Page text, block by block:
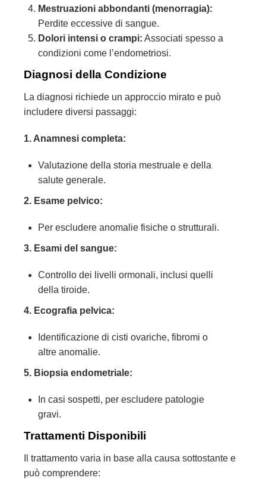
Mestruazioni abbondanti (menorragia):
Perdite eccessive di sangue.
Dolori intensi o crampi: Associati spesso a
condizioni come l’endometriosi.
Diagnosi della Condizione
La diagnosi richiede un approccio mirato e può
includere diversi passaggi:
1. Anamnesi completa:
Valutazione della storia mestruale e della
salute generale.
2. Esame pelvico:
Per escludere anomalie fisiche o strutturali.
3. Esami del sangue:
Controllo dei livelli ormonali, inclusi quelli
della tiroide.
4. Ecografia pelvica:
Identificazione di cisti ovariche, fibromi o
altre anomalie.
5. Biopsia endometriale:
In casi sospetti, per escludere patologie
gravi.
Trattamenti Disponibili
Il trattamento varia in base alla causa sottostante e
può comprendere: